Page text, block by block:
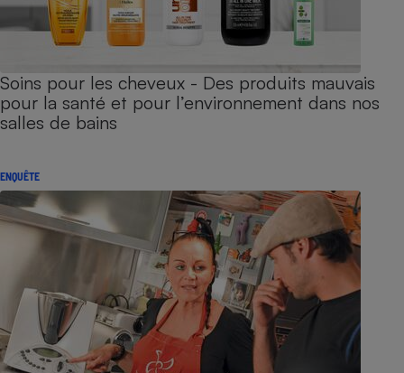
Soins pour les cheveux - Des produits mauvais
pour la santé et pour l’environnement dans nos
salles de bains
ENQUÊTE